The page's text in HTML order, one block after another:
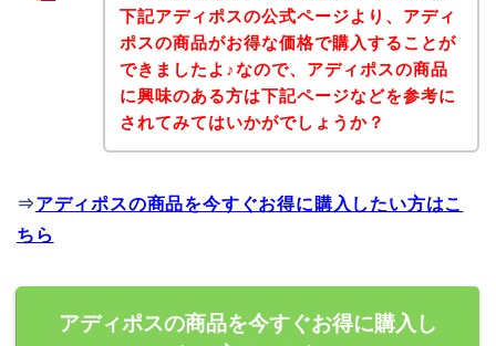
下記アディポスの公式ページより、アディ
ポスの商品がお得な価格で購入することが
できましたよ♪なので、アディポスの商品
に興味のある方は下記ページなどを参考に
されてみてはいかがでしょうか？
⇒アディポスの商品を今すぐお得に購入したい方はこ
ちら
アディポスの商品を今すぐお得に購入し